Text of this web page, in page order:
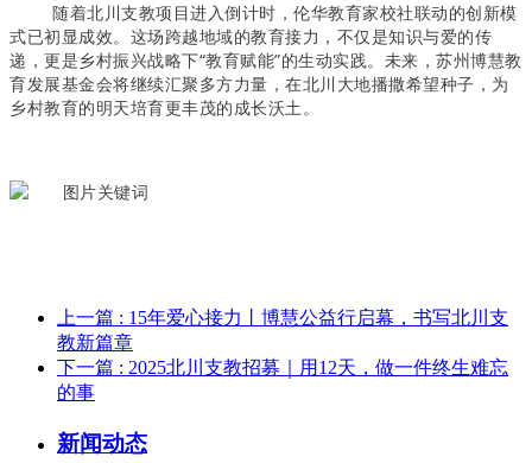
随着北川支教项目进入倒计时，伦华教育家校社联动的创新模
式已初显成效。这场跨越地域的教育接力，不仅是知识与爱的传
递，更是乡村振兴战略下“教育赋能”的生动实践。未来，苏州博慧教
育发展基金会将继续汇聚多方力量，在北川大地播撒希望种子，为
乡村教育的明天培育更丰茂的成长沃土。
上一篇 : 15年爱心接力丨博慧公益行启幕，书写北川支
教新篇章
下一篇 : 2025北川支教招募｜用12天，做一件终生难忘
的事
新闻动态